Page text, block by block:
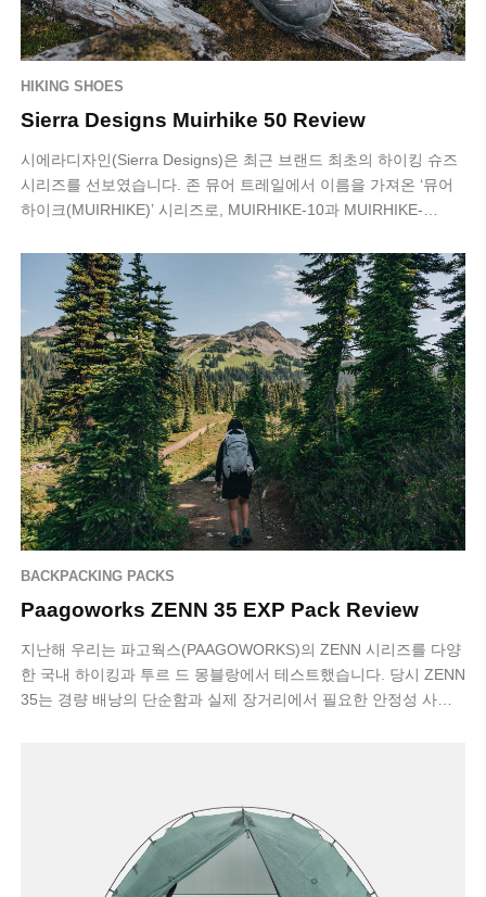
HIKING SHOES
Sierra Designs Muirhike 50 Review
시에라디자인(Sierra Designs)은 최근 브랜드 최초의 하이킹 슈즈
시리즈를 선보였습니다. 존 뮤어 트레일에서 이름을 가져온 ‘뮤어
하이크(MUIRHIKE)’ 시리즈로, MUIRHIKE-10과 MUIRHIKE-…
BACKPACKING PACKS
Paagoworks ZENN 35 EXP Pack Review
지난해 우리는 파고웍스(PAAGOWORKS)의 ZENN 시리즈를 다양
한 국내 하이킹과 투르 드 몽블랑에서 테스트했습니다. 당시 ZENN
35는 경량 배낭의 단순함과 실제 장거리에서 필요한 안정성 사이